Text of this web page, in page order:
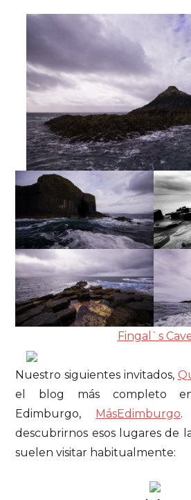
Fingal`s
Nuestro siguientes invitados,
el blog más completo
Edimburgo,
MásEdimburgo.
descubrirnos esos lugares de
suelen visitar habitualmente: